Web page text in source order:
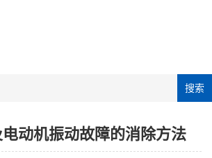
搜索
动机振动故障的消除方法